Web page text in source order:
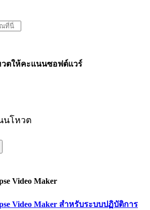
วตให้คะแนนซอฟต์แวร์
นโหวต
Video Maker
Video Maker สำหรับระบบปฏิบัติการ